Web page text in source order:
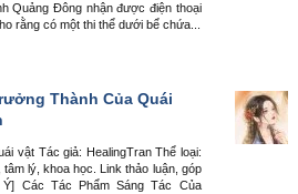
Quảng Đông nhận được điện thoại
rằng có một thi thể dưới bể chứa...
Thành Của Quái
vật Tác giả: HealingTran Thể loại:
lý, khoa học. Link thảo luận, góp
Các Tác Phẩm Sáng Tác Của